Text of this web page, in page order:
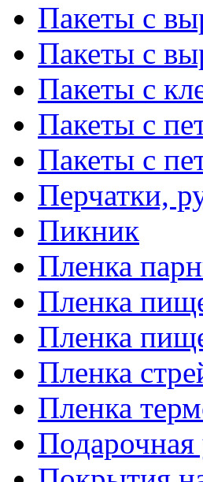
Пакеты с
Пакеты с
Пакеты с
Пакеты с
Пакеты с
Перчатки,
Пикник
Пленка
Пленка
Пленка
Пленка
Пленка
Подарочная